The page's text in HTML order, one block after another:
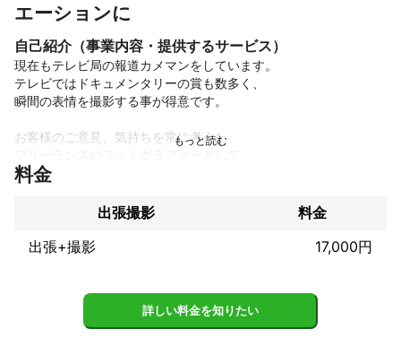
エーションに
自己紹介（事業内容・提供するサービス）
現在もテレビ局の報道カメマンをしています。
テレビではドキュメンタリーの賞も数多く、
瞬間の表情を撮影する事が得意です。
お客様のご意見、気持ちを常に考えた
活動しています。
【経歴】
・JPS 　中部写真家300人展　入選
・朝日新聞 全日本写真連盟賞　入選
料金
出張撮影
料金
出張+撮影
17,000円
詳しい料金を知りたい